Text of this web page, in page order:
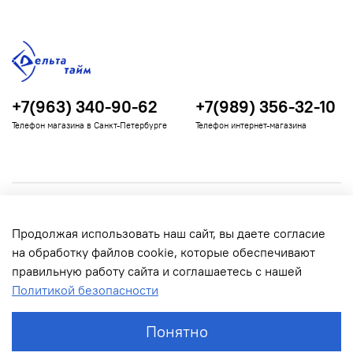
Информация для покупателей
+7(963) 340-90-62
Телефон магазина в Санкт-Петербурге
+7(989) 356-32-10
Телефон интернет-магазина
Продолжая использовать наш сайт, вы даете согласие
на обработку файлов cookie, которые обеспечивают
правильную работу сайта и соглашаетесь с нашей
Политикой безопасности
Понятно